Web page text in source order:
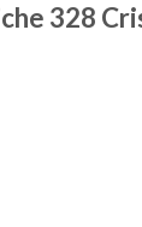
328